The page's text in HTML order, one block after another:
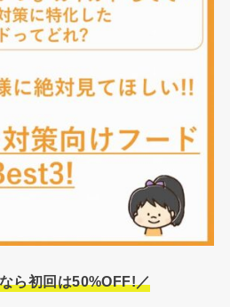
ら初回は50%OFF!／